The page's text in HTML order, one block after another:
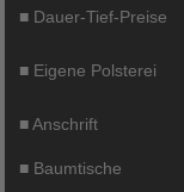
■ Dauer-Tief-Preise
■ Eigene Polsterei
■Anschrift
■ Baumtische